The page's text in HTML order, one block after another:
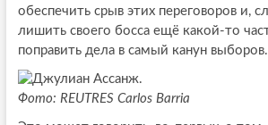
обеспечить срыв этих переговоров и,
лишить своего босса ещё какой-то
поправить дела в самый канун выборов.
Фото: REUTRES Carlos Barria